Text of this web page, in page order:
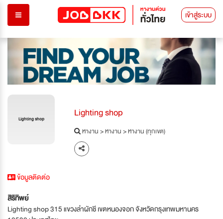
เข้าสู่ระบบ
Lighting shop Lighting shop
หางาน>หางาน>หางาน (ทุกเขต)
ข้อมูลติดต่อ
สิริทิพย์
Lighting shop 315 แขวงลำผักชี เขตหนองจอก จังหวัดกรุงเทพมหานคร